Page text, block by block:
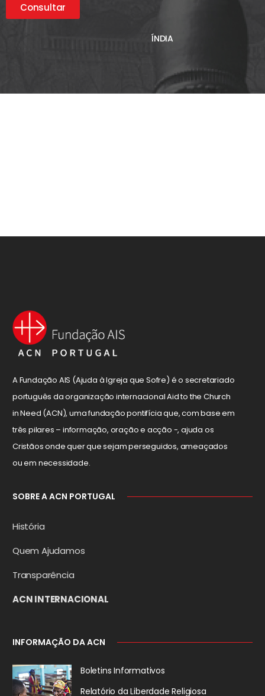
Consultar
ÍNDIA
A Fundação AIS (Ajuda à Igreja que Sofre) é o secretariado
português da organização internacional Aid to the Church
in Need (ACN), uma fundação pontifícia que, com base em
três pilares – informação, oração e acção -, ajuda os
Cristãos onde quer que sejam perseguidos, ameaçados
ou em necessidade.
SOBRE A ACN PORTUGAL
História
Quem Ajudamos
Transparência
ACN INTERNACIONAL
INFORMAÇÃO DA ACN
Boletins Informativos
Relatório da Liberdade Religiosa